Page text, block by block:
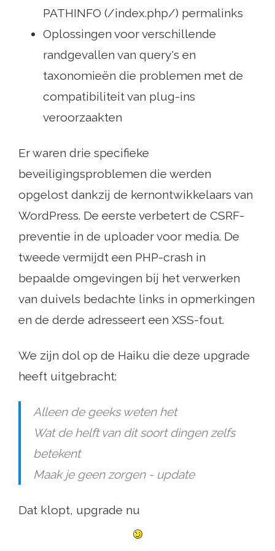
PATHINFO (/index.php/) permalinks
Oplossingen voor verschillende
randgevallen van query's en
taxonomieën die problemen met de
compatibiliteit van plug-ins
veroorzaakten
Er waren drie specifieke
beveiligingsproblemen die werden
opgelost dankzij de kernontwikkelaars van
WordPress. De eerste verbetert de CSRF-
preventie in de uploader voor media. De
tweede vermijdt een PHP-crash in
bepaalde omgevingen bij het verwerken
van duivels bedachte links in opmerkingen
en de derde adresseert een XSS-fout.
We zijn dol op de Haiku die deze upgrade
heeft uitgebracht:
Alleen de geeks weten het
Wat de helft van dit soort dingen zelfs
betekent
Maak je geen zorgen - update
Dat klopt, upgrade nu